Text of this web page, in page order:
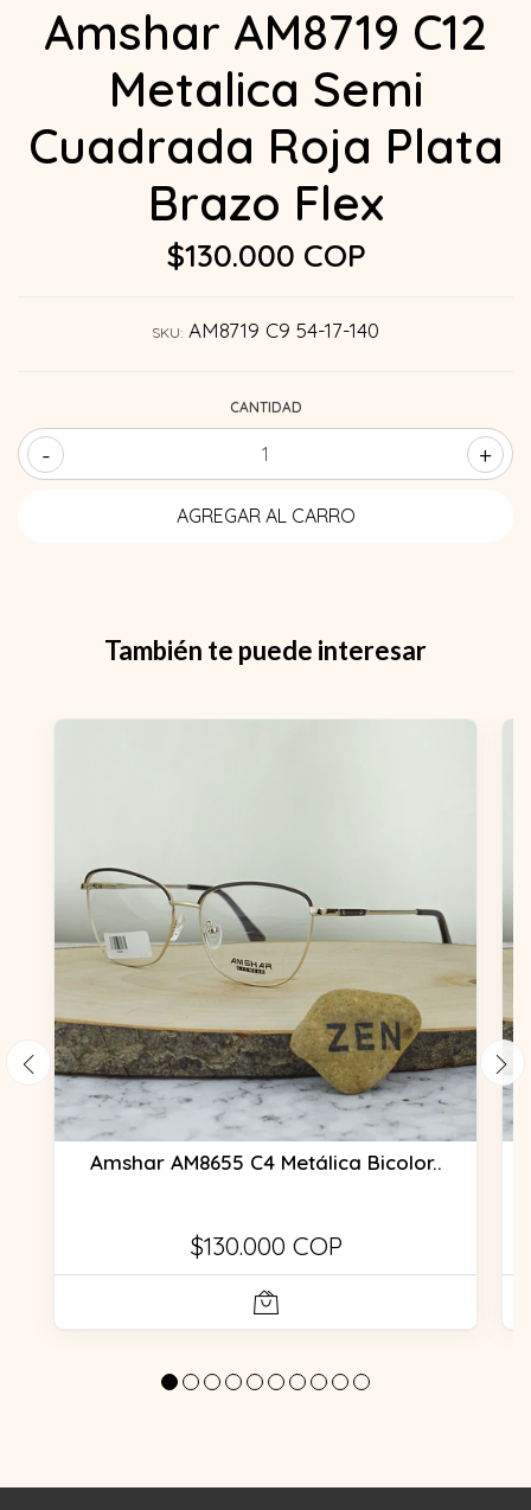
Amshar AM8719 C12
Metalica Semi
Cuadrada Roja Plata
Brazo Flex
$130.000 COP
SKU: AM8719 C9 54-17-140
CANTIDAD
- +
También te puede interesar
Amshar AM8655 C4 Metálica Bicolor..
$130.000 COP